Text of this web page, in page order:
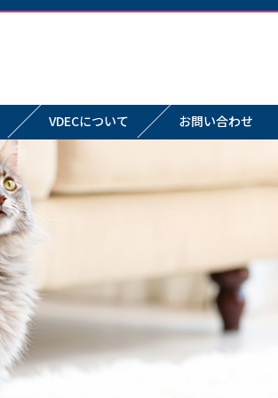
VDECについて お問い合わせ